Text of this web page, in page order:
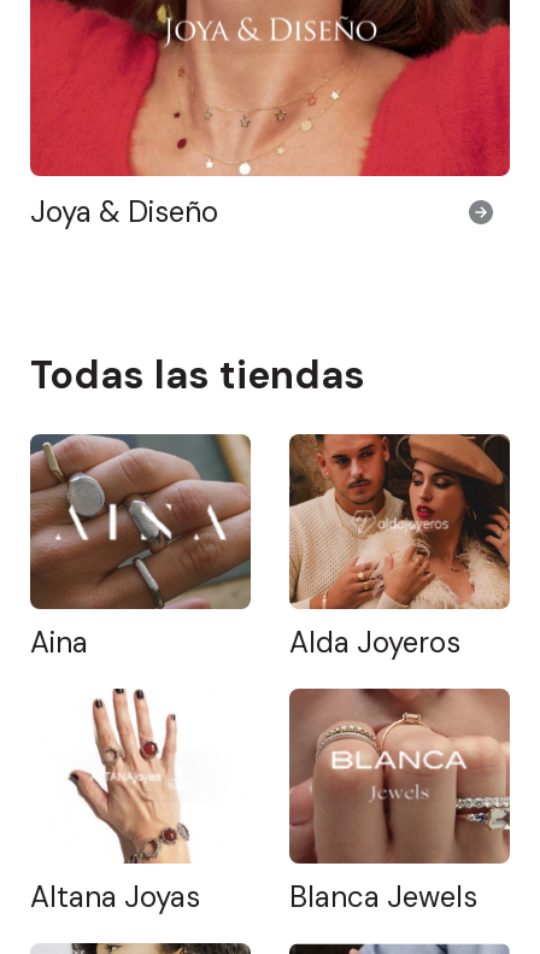
Joya & Diseño
Todas las tiendas
Aina Alda Joyeros
Altana Joyas Blanca Jewels